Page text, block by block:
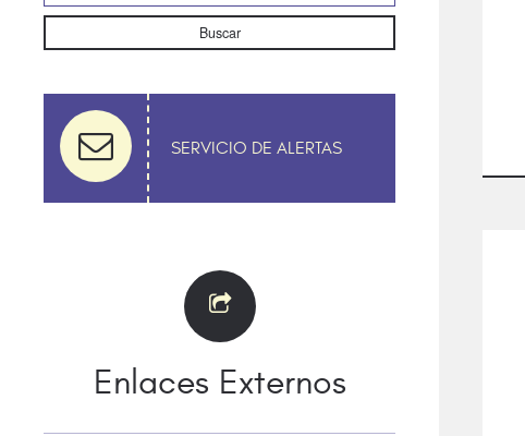
Buscar
SERVICIO DE ALERTAS
Enlaces Externos